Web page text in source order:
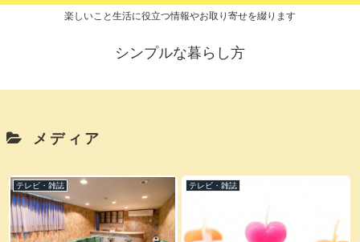
楽しいこと生活に役立つ情報やお取り寄せを綴ります
シンプルな暮らし方
メディア
テレビ・雑誌 テレビ・雑誌